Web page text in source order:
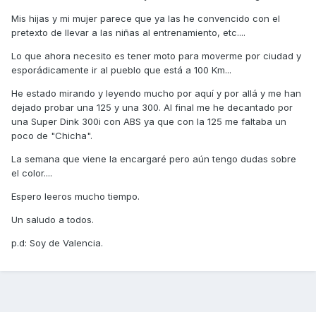
Mis hijas y mi mujer parece que ya las he convencido con el
pretexto de llevar a las niñas al entrenamiento, etc....
Lo que ahora necesito es tener moto para moverme por ciudad y
esporádicamente ir al pueblo que está a 100 Km...
He estado mirando y leyendo mucho por aquí y por allá y me han
dejado probar una 125 y una 300. Al final me he decantado por
una Super Dink 300i con ABS ya que con la 125 me faltaba un
poco de "Chicha".
La semana que viene la encargaré pero aún tengo dudas sobre
el color....
Espero leeros mucho tiempo.
Un saludo a todos.
p.d: Soy de Valencia.